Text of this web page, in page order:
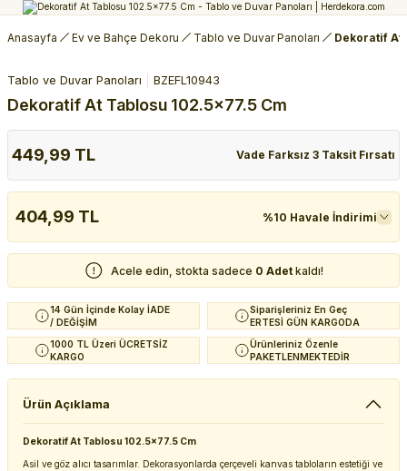
Anasayfa Ev ve Bahçe Dekoru Tablo ve Duvar Panoları Dekoratif At
Tablo ve Duvar Panoları BZEFL10943
Dekoratif At Tablosu 102.5x77.5 Cm
449,99 TL Vade Farksız 3 Taksit Fırsatı
404,99 TL %10 Havale İndirimi
Acele edin, stokta sadece 0 Adet kaldı!
14 Gün İçinde Kolay İADE
/ DEĞİŞİM
Siparişleriniz En Geç
ERTESİ GÜN KARGODA
1000 TL Üzeri ÜCRETSİZ
KARGO
Ürünleriniz Özenle
PAKETLENMEKTEDİR
Ürün Açıklama
Dekoratif At Tablosu 102.5x77.5 Cm
Asil ve göz alıcı tasarımlar. Dekorasyonlarda çerçeveli kanvas tabloların estetiği ve